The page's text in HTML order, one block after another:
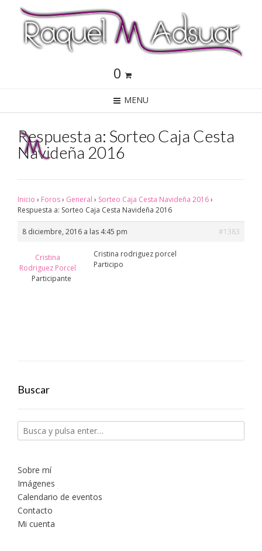
0
MENU
Respuesta a: Sorteo Caja Cesta
Navideña 2016
Inicio › Foros› General › Sorteo Caja Cesta Navideña 2016›
Respuesta a: Sorteo Caja Cesta Navideña 2016
8 diciembre, 2016 a las 4:45 pm #1383
Cristina
Rodriguez Porcel
Participante
Cristina rodriguez porcel
Participo
Buscar
Sobre mí
Imágenes
Calendario de eventos
Contacto
Mi cuenta